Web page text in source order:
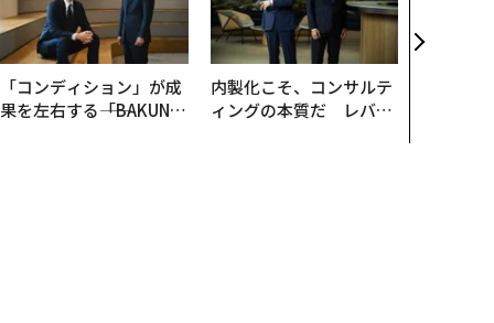
「コンディション」が成
果を左右する――「BAKUN
内製化こそ、コンサルテ
ィングの本質だ レバレ
×PwC】